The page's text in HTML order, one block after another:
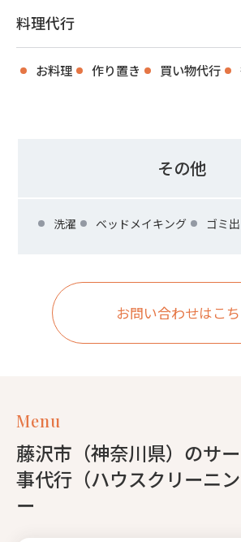
料理代行
お料理 作り置き 買い物代行
その他
洗濯 ベッドメイキング ゴミ
お問い合わせはこ
Menu
藤沢市（神奈川県）のサ
事代行（ハウスクリーニ
ー